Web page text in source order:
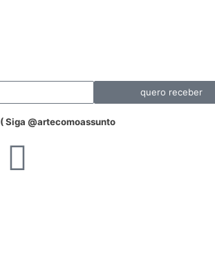
quero receber
( Siga @artecomoassunto